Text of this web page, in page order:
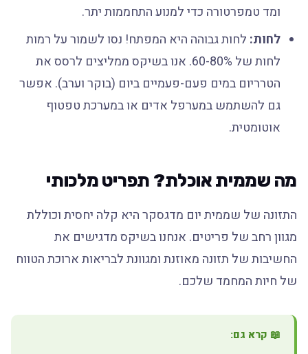
ומד טמפרטורה כדי למנוע התחממות יתר.
לחות:לחות גבוהה היא המפתח! נסו לשמור על רמות
לחות של 60-80%. אנו בשיקס ממליצים לרסס את
הטרריום במים פעם-פעמיים ביום (בוקר וערב). אפשר
גם להשתמש במערפל אדים או במערכת טפטוף
אוטומטית.
מה שממית אוכלת? תפריט מלכותי
התזונה של שממית יום מדגסקר היא קלה יחסית וכוללת
מגוון רחב של פריטים. אנחנו בשיקס מדגישים את
החשיבות של תזונה מאוזנת ומגוונת לבריאות ארוכת הטווח
של חיות המחמד שלכם.
📖 קרא גם: